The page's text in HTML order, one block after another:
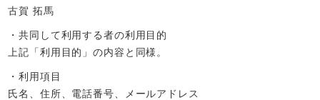
古賀 拓馬
・共同して利用する者の利用目的
上記「利用目的」の内容と同様。
・利用項目
氏名、住所、電話番号、メールアドレス